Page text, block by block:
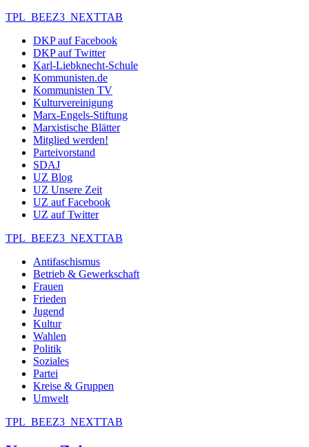
TPL_BEEZ3_NEXTTAB
DKP auf Facebook
DKP auf Twitter
Karl-Liebknecht-Schule
Kommunisten.de
Kommunisten TV
Kulturvereinigung
Marx-Engels-Stiftung
Marxistische Blätter
Mitglied werden!
Parteivorstand
SDAJ
UZ Blog
UZ Unsere Zeit
UZ auf Facebook
UZ auf Twitter
TPL_BEEZ3_NEXTTAB
Antifaschismus
Betrieb & Gewerkschaft
Frauen
Frieden
Jugend
Kultur
Wahlen
Politik
Soziales
Partei
Kreise & Gruppen
Umwelt
TPL_BEEZ3_NEXTTAB